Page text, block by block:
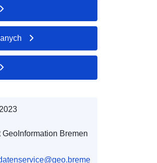
GeoInformation Bremen